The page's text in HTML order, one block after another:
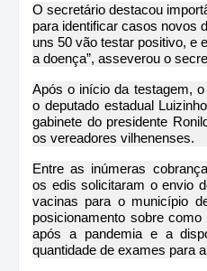
O secretário destacou
para identificar casos novos
uns 50 vão testar positivo, e
a doença”, asseverou o
Após o início da testagem,
o deputado estadual
gabinete do presidente
os vereadores vilhenenses.
Entre as inúmeras
os edis solicitaram o envio
vacinas para o município
posicionamento sobre
após a pandemia e a
quantidade de exames para